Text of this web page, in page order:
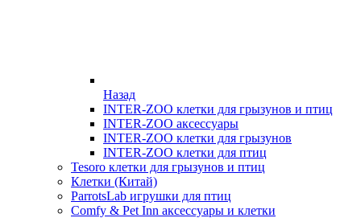
Назад
INTER-ZOO клетки для грызунов и птиц
INTER-ZOO аксессуары
INTER-ZOO клетки для грызунов
INTER-ZOO клетки для птиц
Tesoro клетки для грызунов и птиц
Клетки (Китай)
ParrotsLab игрушки для птиц
Comfy & Pet Inn аксессуары и клетки